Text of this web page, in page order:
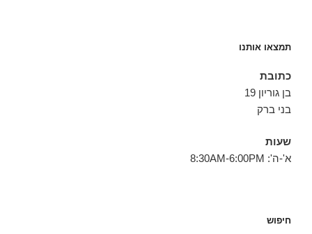
תמצאו אותנו
כתובת
בן גוריון 19
בני ברק
שעות
א'-ה': 8:30AM-6:00PM
חיפוש